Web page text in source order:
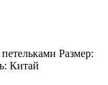
Размер:
Китай